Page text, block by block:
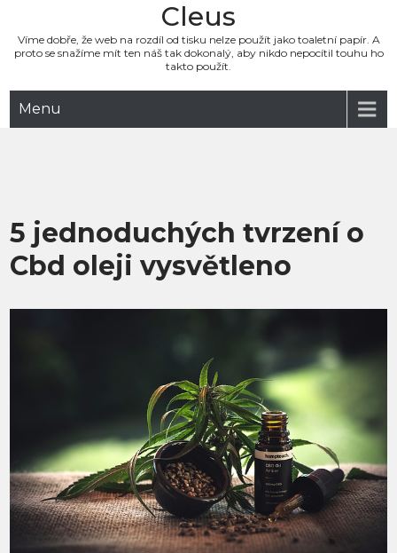
Cleus
Víme dobře, že web na rozdíl od tisku nelze použít jako toaletní papír. A
proto se snažíme mít ten náš tak dokonalý, aby nikdo nepocítil touhu ho
takto použít.
Menu
5 jednoduchých tvrzení o
Cbd oleji vysvětleno